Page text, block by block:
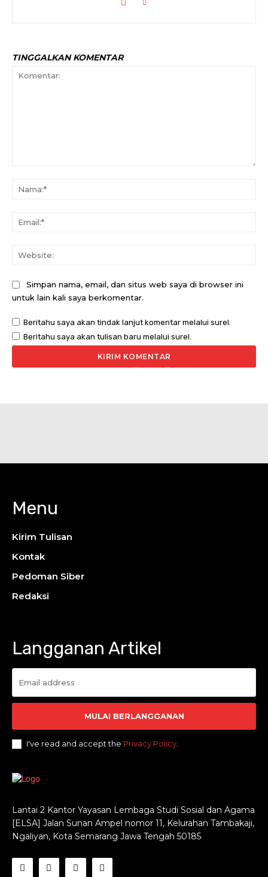
TINGGALKAN KOMENTAR
Simpan nama, email, dan situs web saya di browser ini
untuk lain kali saya berkomentar.
Beritahu saya akan tindak lanjut komentar melalui surel.
Beritahu saya akan tulisan baru melalui surel.
Lantai 2 Kantor Yayasan Lembaga Studi Sosial dan Agama
[ELSA] Jalan Sunan Ampel nomor 11, Kelurahan Tambakaji,
Ngaliyan, Kota Semarang Jawa Tengah 50185
Langganan Artikel
MULAI BERLANGGANAN
I've read and accept the Privacy Policy
Menu
Kirim Tulisan
Kontak
Pedoman Siber
Redaksi